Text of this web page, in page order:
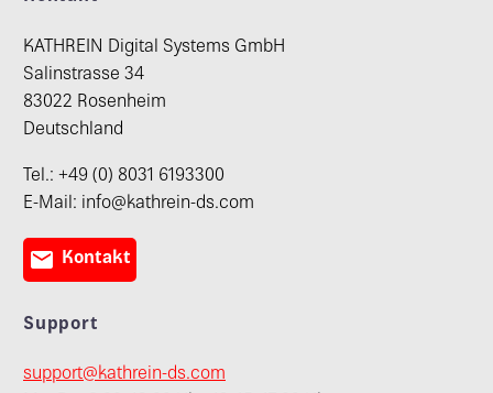
KATHREIN Digital Systems GmbH
Salinstrasse 34
83022 Rosenheim
Deutschland
Tel.: +49 (0) 8031 6193300
E-Mail: info@kathrein-ds.com
 Kontakt
Support
support@kathrein-ds.com